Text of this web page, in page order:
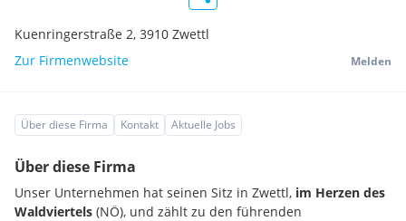
Kuenringerstraße 2, 3910 Zwettl
Zur Firmenwebsite
Melden
Über diese Firma Kontakt Aktuelle Jobs
Über diese Firma
Unser Unternehmen hat seinen Sitz in Zwettl, im Herzen des
Waldviertels (NÖ), und zählt zu den führenden